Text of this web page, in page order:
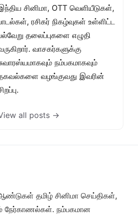
சினிமா, OTT வெளியீடுகள்,
ரசிகர் நிகழ்வுகள் உள்ளிட்ட
தலைப்புகளை எழுதி
வாசகர்களுக்கு
நம்பகமாகவும்
வழங்குவது இவரின்
all posts →
தமிழ் சினிமா செய்திகள்,
நேர்காணல்கள். நம்பகமான